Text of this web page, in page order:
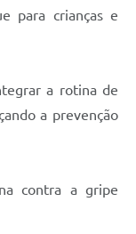
para crianças e
a rotina de
a prevenção
contra a gripe